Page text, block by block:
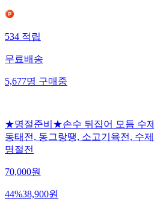
534 적립
무료배송
5,677명 구매중
★명절준비★손수 뒤집어 모듬 수
동태전, 동그랑땡, 소고기육전, 수
명절전
70,000원
44%38,900원